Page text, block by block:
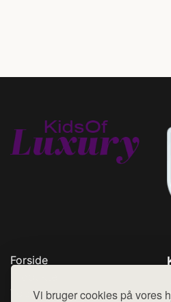
Vi bruger cookies på vores
Forside
Top Rabatter